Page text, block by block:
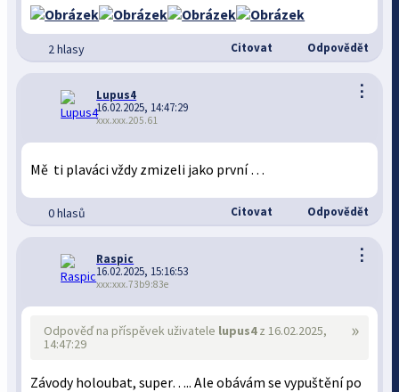
2 hlasy Citovat Odpovědět
⋮
Lupus4
16.02.2025, 14:47:29
xxx.xxx.205.61
Mě ti plaváci vždy zmizeli jako první …
0 hlasů Citovat Odpovědět
⋮
Raspic
16.02.2025, 15:16:53
xxx:xxx.73b9:83e
»
Odpověď na příspěvek uživatele lupus4z 16.02.2025,
14:47:29
Závody holoubat, super….. Ale obávám se vypuštění po